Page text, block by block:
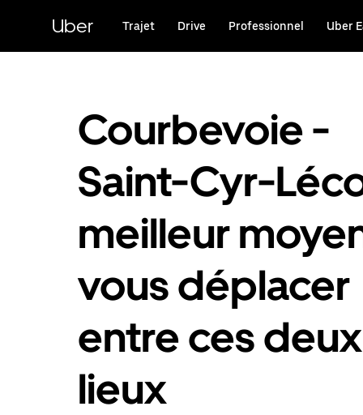
principal
Uber Trajet Drive Professionnel Uber
Courbevoie -
Saint-Cyr-
meilleur
vous déplacer
entre ces deux
lieux